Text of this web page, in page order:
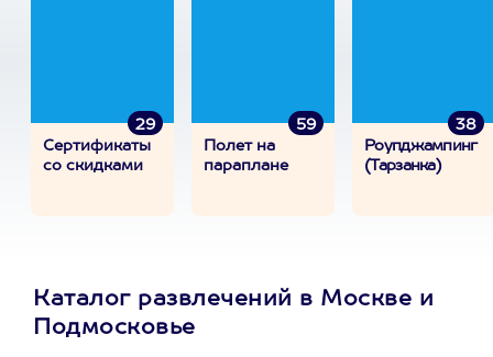
29
Сертификаты
со скидками
59
Полет на
параплане
38
Роупджампинг
(Тарзанка)
Каталог развлечений в Москве и
Подмосковье